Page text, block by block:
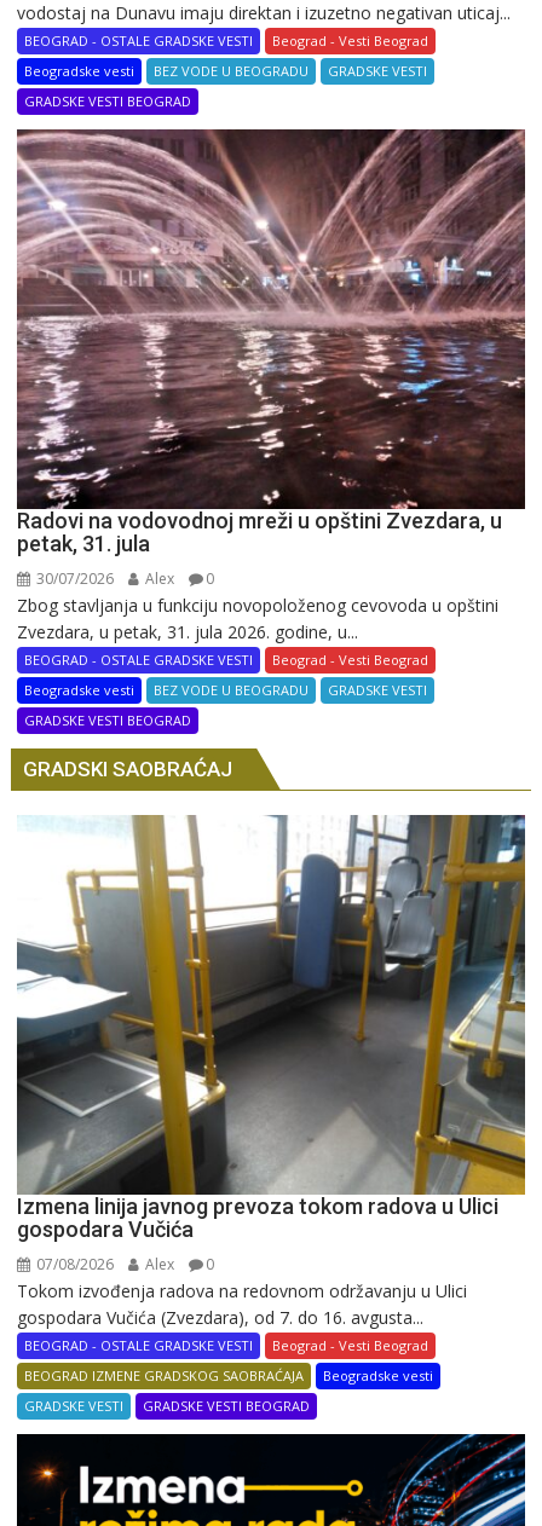
vodostaj na Dunavu imaju direktan i izuzetno negativan uticaj...
BEOGRAD - OSTALE GRADSKE VESTI
Beograd - Vesti Beograd
Beogradske vesti
BEZ VODE U BEOGRADU
GRADSKE VESTI
GRADSKE VESTI BEOGRAD
Radovi na vodovodnoj mreži u opštini Zvezdara, u
petak, 31. jula
30/07/2026 Alex 0
Zbog stavljanja u funkciju novopoloženog cevovoda u opštini
Zvezdara, u petak, 31. jula 2026. godine, u...
BEOGRAD - OSTALE GRADSKE VESTI
Beograd - Vesti Beograd
Beogradske vesti
BEZ VODE U BEOGRADU
GRADSKE VESTI
GRADSKE VESTI BEOGRAD
GRADSKI SAOBRAĆAJ
Izmena linija javnog prevoza tokom radova u Ulici
gospodara Vučića
07/08/2026 Alex 0
Tokom izvođenja radova na redovnom održavanju u Ulici
gospodara Vučića (Zvezdara), od 7. do 16. avgusta...
BEOGRAD - OSTALE GRADSKE VESTI
Beograd - Vesti Beograd
BEOGRAD IZMENE GRADSKOG SAOBRAĆAJA
Beogradske vesti
GRADSKE VESTI
GRADSKE VESTI BEOGRAD